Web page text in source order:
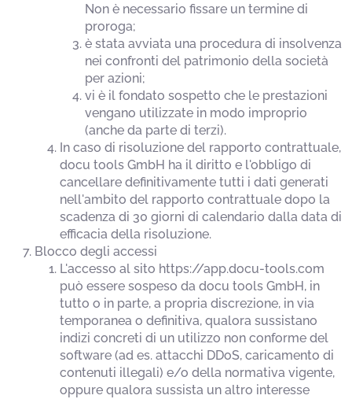
Non è necessario fissare un termine di
proroga;
è stata avviata una procedura di insolvenza
nei confronti del patrimonio della società
per azioni;
vi è il fondato sospetto che le prestazioni
vengano utilizzate in modo improprio
(anche da parte di terzi).
In caso di risoluzione del rapporto contrattuale,
docu tools GmbH ha il diritto e l'obbligo di
cancellare definitivamente tutti i dati generati
nell'ambito del rapporto contrattuale dopo la
scadenza di 30 giorni di calendario dalla data di
efficacia della risoluzione.
Blocco degli accessi
L'accesso al sito https://app.docu-tools.com
può essere sospeso da docu tools GmbH, in
tutto o in parte, a propria discrezione, in via
temporanea o definitiva, qualora sussistano
indizi concreti di un utilizzo non conforme del
software (ad es. attacchi DDoS, caricamento di
contenuti illegali) e/o della normativa vigente,
oppure qualora sussista un altro interesse